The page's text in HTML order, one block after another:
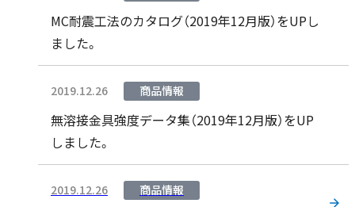
MC耐震工法のカタログ（2019年12月版）をUPし
ました。
2019.12.26 商品情報
無溶接金具強度データ集（2019年12月版）をUP
しました。
2019.12.26 商品情報